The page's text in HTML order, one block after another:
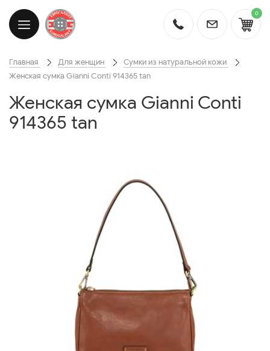
0
Главная Для женщин
Сумки из натуральной кожи
Женская сумка Gianni Conti 914365 tan
Женская сумка Gianni Conti
914365 tan